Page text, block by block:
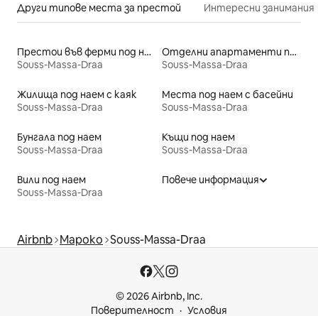
Други типове места за престой Интересни занимания
Престои във ферми под наем
Souss-Massa-Draa
Отделни апартаменти под наем
Souss-Massa-Draa
Жилища под наем с каяк
Souss-Massa-Draa
Места под наем с басейни
Souss-Massa-Draa
Бунгала под наем
Souss-Massa-Draa
Къщи под наем
Souss-Massa-Draa
Вили под наем
Souss-Massa-Draa
Повече информация
Airbnb Мароко Souss-Massa-Draa
© 2026 Airbnb, Inc.
Поверителност
Условия